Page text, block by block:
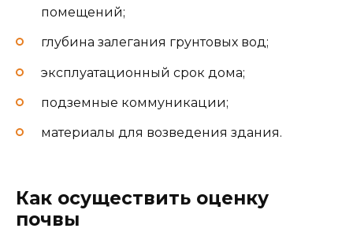
помещений;
глубина залегания грунтовых вод;
эксплуатационный срок дома;
подземные коммуникации;
материалы для возведения здания.
Как осуществить оценку
почвы